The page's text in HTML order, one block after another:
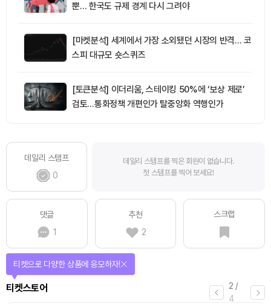
뿐… 한국도 규제 경계 다시 그려야
[마켓분석] 세계에서 가장 소외됐던 시장의 반격… 코
스피 대규모 숏스퀴즈
[토큰분석] 이더리움, 스테이킹 50%에 ‘보상 제로’
검토…통화정책 개편인가 탈중앙화 역행인가
데일리 스탬프
0
데일리 스탬프를 찍은 회원이 없습니다.
첫 스탬프를 찍어 보세요!
댓글
1
추천
2
스크랩
2 /
4
티켓스토어
티켓으로 다양한 상품에 응모하자!